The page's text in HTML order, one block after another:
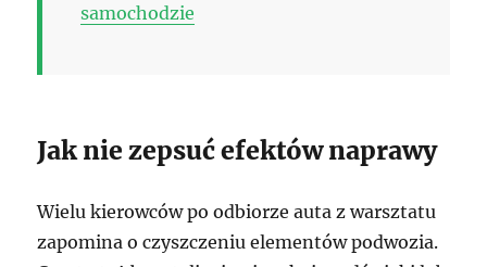
samochodzie
Jak nie zepsuć efektów naprawy
Wielu kierowców po odbiorze auta z warsztatu
zapomina o czyszczeniu elementów podwozia.